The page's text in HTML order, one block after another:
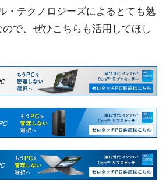
・テクノロジーズによるとても勉
で、ぜひこちらも活用してほし